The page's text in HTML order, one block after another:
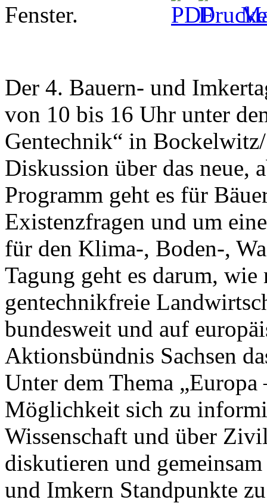
Der 4. Bauern- und
von 10 bis 16 Uhr unter
Gentechnik“ in
Diskussion über das neue,
Programm geht es für
Existenzfragen und um
für den Klima-, Boden-,
Tagung geht es darum,
gentechnikfreie
bundesweit und auf
Aktionsbündnis Sachsen
Unter dem Thema
Möglichkeit sich zu
Wissenschaft und über
diskutieren und
und Imkern Standpunkte